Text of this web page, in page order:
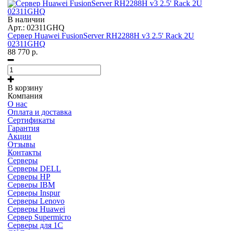
В наличии
Арт.: 02311GHQ
Сервер Huawei FusionServer RH2288H v3 2.5' Rack 2U
02311GHQ
88 770 р.
В корзину
Компания
О нас
Оплата и доставка
Сертификаты
Гарантия
Акции
Отзывы
Контакты
Серверы
Серверы DELL
Серверы HP
Серверы IBM
Серверы Inspur
Серверы Lenovo
Серверы Huawei
Сервер Supermicro
Серверы для 1C